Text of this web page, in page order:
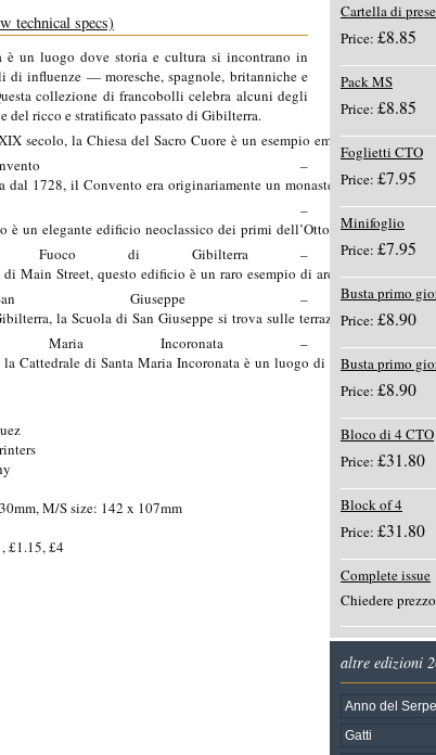
technical specs)
è un luogo dove storia e cultura si incontrano in
di influenze — moresche, spagnole, britanniche e
collezione di francobolli celebra alcuni degli
ricco e stratificato passato di Gibilterra.
secolo, la Chiesa del Sacro Cuore è un esempio emblematicodi
–
dal 1728, il Convento era originariamente un monasterofrancescano.
–
è un elegante edificio neoclassico dei primi dell’Ottocento.
Fuoco di Gibilterra
–
di Main Street, questo edificio è un raro esempio di architetturaArt
Giuseppe
–
la Scuola di San Giuseppe si trova sulle terrazzeripidedella
Maria Incoronata
–
la Cattedrale di Santa Maria Incoronata è un luogo di profonda
M/S size: 142 x 107mm
£1.15, £4
Cartella di
Price: £8.85
Pack MS
Price: £8.85
Foglietti CTO
Price: £7.95
Minifoglio
Price: £7.95
Busta primo
Price: £8.90
Busta primo
Price: £8.90
Bloco di 4 CTO
Price: £31.80
Block of 4
Price: £31.80
Complete issue
Chiedere prezzo
altre edizioni
Anno del
Gatti